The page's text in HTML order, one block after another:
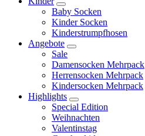
Baby Socken
Kinder Socken
Kinderstrumpfhosen
Angebote
Sale
Damensocken Mehrpack
Herrensocken Mehrpack
Kindersocken Mehrpack
Highlights
Special Edition
Weihnachten
Valentinstag